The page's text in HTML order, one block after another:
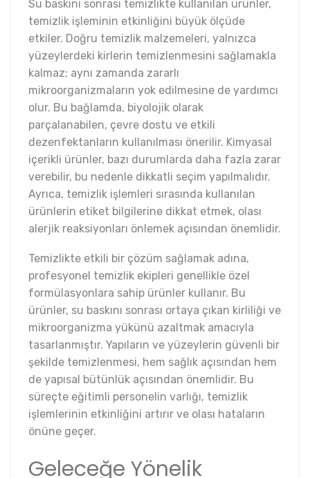
Su baskını sonrası temizlikte kullanılan ürünler,
temizlik işleminin etkinliğini büyük ölçüde
etkiler. Doğru temizlik malzemeleri, yalnızca
yüzeylerdeki kirlerin temizlenmesini sağlamakla
kalmaz; aynı zamanda zararlı
mikroorganizmaların yok edilmesine de yardımcı
olur. Bu bağlamda, biyolojik olarak
parçalanabilen, çevre dostu ve etkili
dezenfektanların kullanılması önerilir. Kimyasal
içerikli ürünler, bazı durumlarda daha fazla zarar
verebilir, bu nedenle dikkatli seçim yapılmalıdır.
Ayrıca, temizlik işlemleri sırasında kullanılan
ürünlerin etiket bilgilerine dikkat etmek, olası
alerjik reaksiyonları önlemek açısından önemlidir.
Temizlikte etkili bir çözüm sağlamak adına,
profesyonel temizlik ekipleri genellikle özel
formülasyonlara sahip ürünler kullanır. Bu
ürünler, su baskını sonrası ortaya çıkan kirliliği ve
mikroorganizma yükünü azaltmak amacıyla
tasarlanmıştır. Yapıların ve yüzeylerin güvenli bir
şekilde temizlenmesi, hem sağlık açısından hem
de yapısal bütünlük açısından önemlidir. Bu
süreçte eğitimli personelin varlığı, temizlik
işlemlerinin etkinliğini artırır ve olası hataların
önüne geçer.
Geleceğe Yönelik